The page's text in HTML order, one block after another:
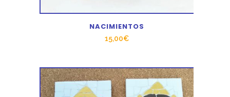
NACIMIENTOS
15,00€